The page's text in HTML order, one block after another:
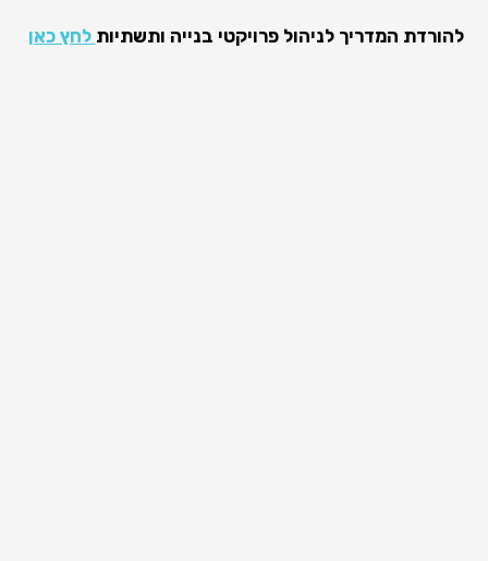
להורדת המדריך לניהול פרויקטי בנייה ותשתיות לחץ כאן